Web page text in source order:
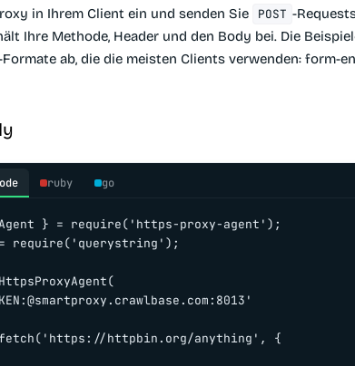
in Ihrem Client ein und senden Sie
POST -
Ihre Methode, Header und den Body bei. Die
ab, die die meisten Clients verwenden: form-
ruby go
} = require('https-proxy-agent');
require('querystring');
fetch('https://httpbin.org/anything', {